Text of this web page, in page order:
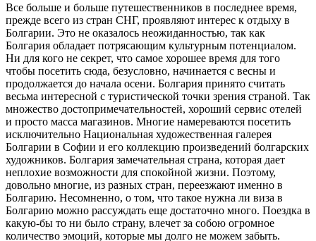
Все больше и больше путешественников в последнее время,
прежде всего из стран СНГ, проявляют интерес к отдыху в
Болгарии. Это не оказалось неожиданностью, так как
Болгария обладает потрясающим культурным потенциалом.
Ни для кого не секрет, что самое хорошее время для того
чтобы посетить сюда, безусловно, начинается с весны и
продолжается до начала осени. Болгария принято считать
весьма интересной с туристической точки зрения страной. Так
множество достопримечательностей, хороший сервис отелей
и просто масса магазинов. Многие намереваются посетить
исключительно Национальная художественная галерея
Болгарии в Софии и его коллекцию произведений болгарских
художников. Болгария замечательная страна, которая дает
неплохие возможности для спокойной жизни. Поэтому,
довольно многие, из разных стран, переезжают именно в
Болгарию. Несомненно, о том, что такое нужна ли виза в
Болгарию можно рассуждать еще достаточно много. Поездка в
какую-бы то ни было страну, влечет за собою огромное
количество эмоций, которые мы долго не можем забыть.